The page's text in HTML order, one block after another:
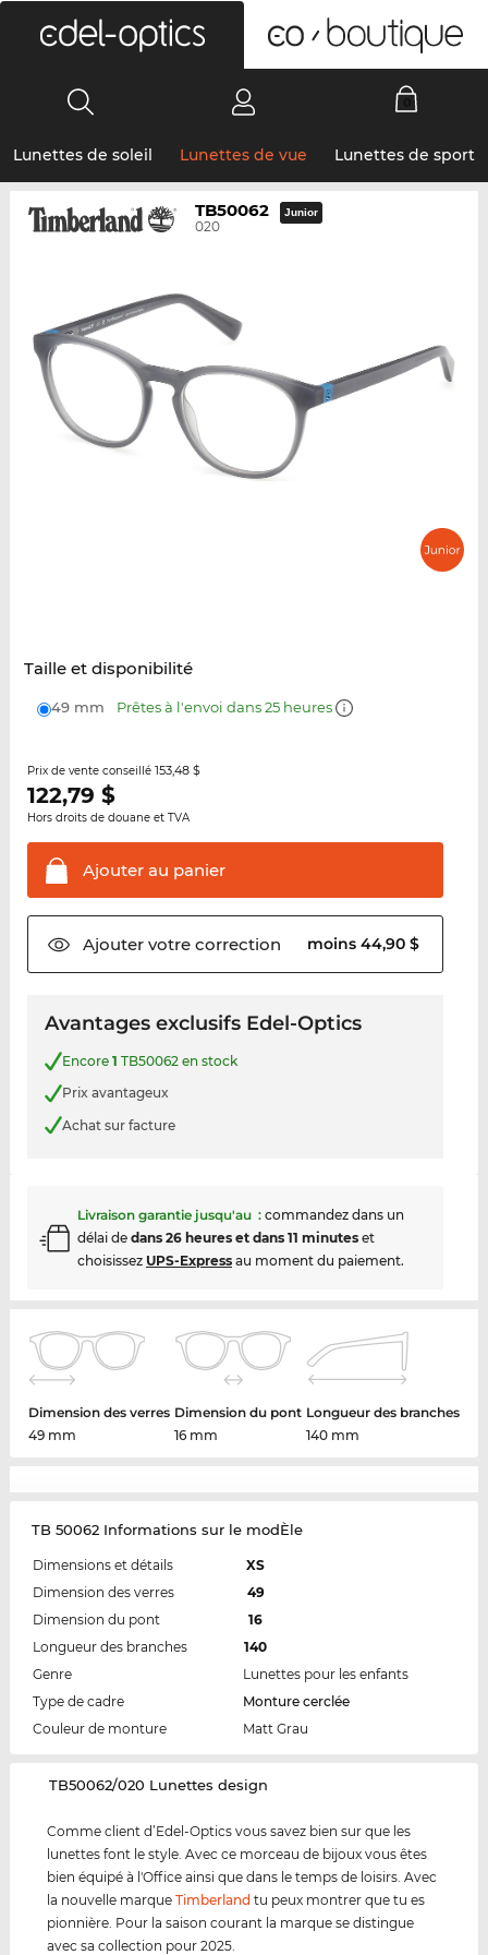
Lunettes de soleil Lunettes de vue Lunettes de sport
TB50062
020
Junior
Taille et disponibilité
49 mm Prêtes à l'envoi dans 25 heures
Prix de vente conseillé 153,48 $
122,79 $
Hors droits de douane et TVA
Ajouter au panier
Ajouter votrecorrection moins 44,90 $
Avantages exclusifs Edel-Optics
Encore 1 TB50062 en stock
Prix avantageux
Achat sur facture
Livraison garantie jusqu'au : commandez dans un
délai de dans 26 heures et dans 11 minuteset
choisissez UPS-Expressau moment du paiement.
Dimension des verres
49 mm
Dimension du pont
16 mm
Longueur des branches
140 mm
TB 50062 Informations sur le modÈle
Dimensions et détails
XS
Dimension des verres
49
Dimension du pont
16
Longueur des branches
140
Genre
Lunettes pour les enfants
Type de cadre
Monture cerclée
Couleur de monture
Matt Grau
‌TB50062/020 Lunettes design
Comme client d’Edel-Optics vous savez bien sur que les
lunettes font le style. Avec ce morceau de bijoux vous êtes
bien équipé à l'Office ainsi que dans le temps de loisirs. Avec
la nouvelle marqueTimberland tu peux montrer que tu es
pionnière. Pour la saison courant la marque se distingue
avec sa collection pour 2025.